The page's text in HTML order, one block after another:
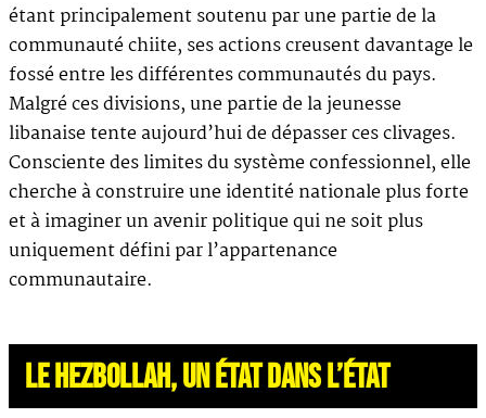
étant principalement soutenu par une partie de la
communauté chiite, ses actions creusent davantage le
fossé entre les différentes communautés du pays.
Malgré ces divisions, une partie de la jeunesse
libanaise tente aujourd’hui de dépasser ces clivages.
Consciente des limites du système confessionnel, elle
cherche à construire une identité nationale plus forte
et à imaginer un avenir politique qui ne soit plus
uniquement défini par l’appartenance
communautaire.
LE HEZBOLLAH, UN ÉTAT DANS L’ÉTAT